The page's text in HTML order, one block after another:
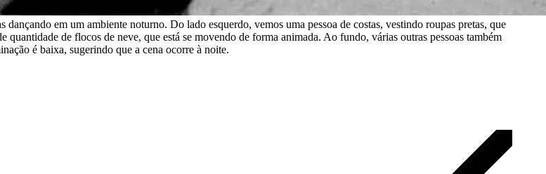
em um ambiente noturno. Do lado esquerdo, vemos uma pessoa de costas, vestindo roupas pretas, que
de flocos de neve, que está se movendo de forma animada. Ao fundo, várias outras pessoas também
é baixa, sugerindo que a cena ocorre à noite.